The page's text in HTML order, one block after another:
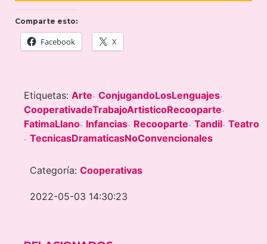
Comparte esto:
Facebook X
Etiquetas: Arte- ConjugandoLosLenguajes-
CooperativadeTrabajoArtisticoRecooparte-
FatimaLlano- Infancias- Recooparte- Tandil- Teatro
- TecnicasDramaticasNoConvencionales
Categoría: Cooperativas
2022-05-03 14:30:23